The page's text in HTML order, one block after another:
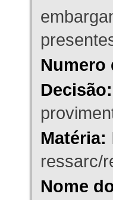
Numero
Decisão:
Matéria:
ressarc/
Nome